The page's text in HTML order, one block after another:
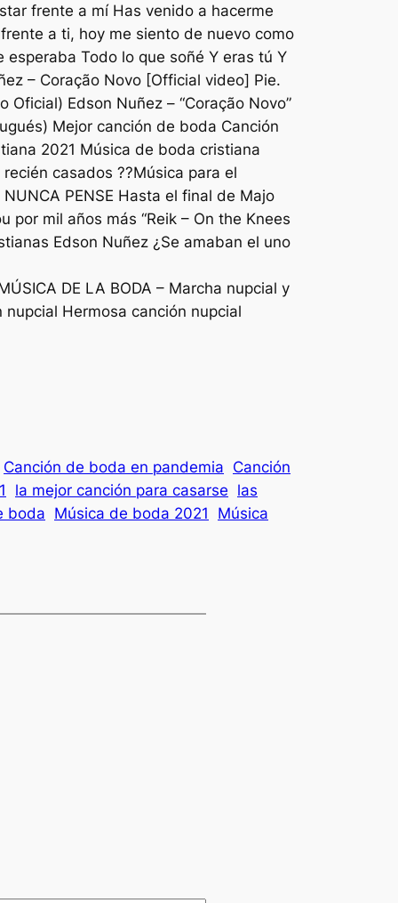
frente a mí Has venido a hacerme
a ti, hoy me siento de nuevo como
Todo lo que soñé Y eras tú Y
– Coração Novo [Official video] Pie.
Edson Nuñez – “Coração Novo”
Mejor canción de boda Canción
2021 Música de boda cristiana
casados ??Música para el
PENSE Hasta el final de Majo
por mil años más “Reik – On the Knees
Edson Nuñez ¿Se amaban el uno
DE LA BODA – Marcha nupcial y
Hermosa canción nupcial
Canción de boda en pandemia Canción
la mejor canción para casarse las
boda Música de boda 2021 Música